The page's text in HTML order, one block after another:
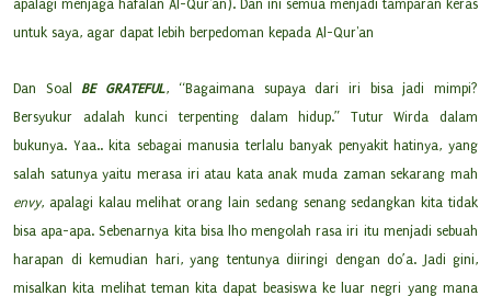
apalagi menjaga hafalan Al-Qur'an). Dan ini semua menjadi tamparan keras
untuk saya, agar dapat lebih berpedoman kepada Al-Qur'an
Dan SoalBE GRATEFUL, “Bagaimana supaya dari iri bisa jadi mimpi?
Bersyukur adalah kunci terpenting dalam hidup.” Tutur Wirda dalam
bukunya. Yaa.. kita sebagai manusia terlalu banyak penyakit hatinya, yang
salah satunya yaitu merasa iri atau kata anak muda zaman sekarang mah
envy, apalagi kalau melihat orang lain sedang senang sedangkan kita tidak
bisa apa-apa. Sebenarnya kita bisa lho mengolah rasa iri itu menjadi sebuah
harapan di kemudian hari, yang tentunya diiringi dengan do’a. Jadi gini,
misalkan kita melihat teman kita dapat beasiswa ke luar negri yang mana